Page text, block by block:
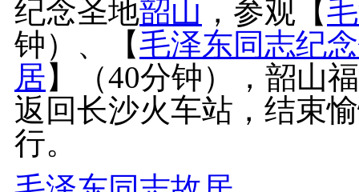
纪念圣地韶山 ，参观【
钟）、【毛泽东同志纪
居】（40分钟），韶山
返回长沙火车站，结束
行。